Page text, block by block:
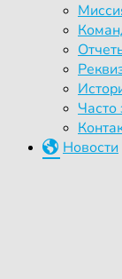
Новости